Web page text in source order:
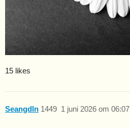
15 likes
Seangdln 1 juni 2026 om 06:07
1449